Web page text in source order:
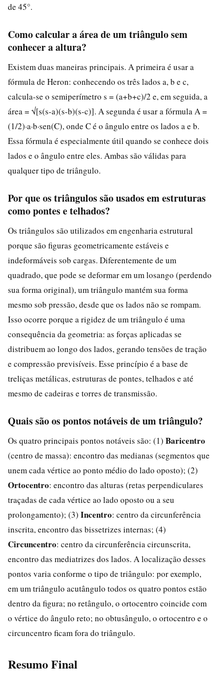
de 45°.
Como calcular a área de um triângulo sem
conhecer a altura?
Existem duas maneiras principais. A primeira é usar a
fórmula de Heron: conhecendo os três lados a, b e c,
calcula-se o semiperímetro s = (a+b+c)/2 e, em seguida, a
área = √[s(s-a)(s-b)(s-c)]. A segunda é usar a fórmula A =
(1/2)·a·b·sen(C), onde C é o ângulo entre os lados a e b.
Essa fórmula é especialmente útil quando se conhece dois
lados e o ângulo entre eles. Ambas são válidas para
qualquer tipo de triângulo.
Por que os triângulos são usados em estruturas
como pontes e telhados?
Os triângulos são utilizados em engenharia estrutural
porque são figuras geometricamente estáveis e
indeformáveis sob cargas. Diferentemente de um
quadrado, que pode se deformar em um losango (perdendo
sua forma original), um triângulo mantém sua forma
mesmo sob pressão, desde que os lados não se rompam.
Isso ocorre porque a rigidez de um triângulo é uma
consequência da geometria: as forças aplicadas se
distribuem ao longo dos lados, gerando tensões de tração
e compressão previsíveis. Esse princípio é a base de
treliças metálicas, estruturas de pontes, telhados e até
mesmo de cadeiras e torres de transmissão.
Quais são os pontos notáveis de um triângulo?
Os quatro principais pontos notáveis são: (1) Baricentro
(centro de massa): encontro das medianas (segmentos que
unem cada vértice ao ponto médio do lado oposto); (2)
Ortocentro: encontro das alturas (retas perpendiculares
traçadas de cada vértice ao lado oposto ou a seu
prolongamento); (3) Incentro: centro da circunferência
inscrita, encontro das bissetrizes internas; (4)
Circuncentro: centro da circunferência circunscrita,
encontro das mediatrizes dos lados. A localização desses
pontos varia conforme o tipo de triângulo: por exemplo,
em um triângulo acutângulo todos os quatro pontos estão
dentro da figura; no retângulo, o ortocentro coincide com
o vértice do ângulo reto; no obtusângulo, o ortocentro e o
circuncentro ficam fora do triângulo.
Resumo Final